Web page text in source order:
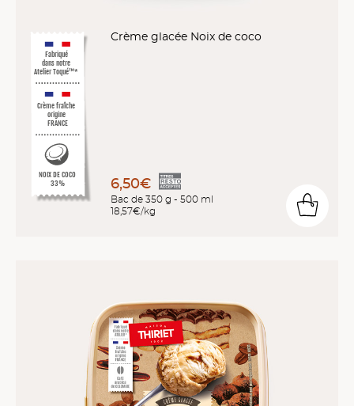
Fabriqué
dans notre
Atelier Toqué™*
Crème fraîche
origine
FRANCE
NOIX DE COCO
33%
Crème glacée Noix de coco
6,50€
Bac de 350 g - 500 ml
18,57€/kg